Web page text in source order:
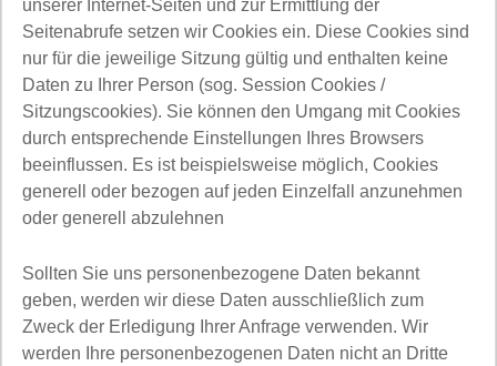
unserer Internet-Seiten und zur Ermittlung der
Seitenabrufe setzen wir Cookies ein. Diese Cookies sind
nur für die jeweilige Sitzung gültig und enthalten keine
Daten zu Ihrer Person (sog. Session Cookies /
Sitzungscookies). Sie können den Umgang mit Cookies
durch entsprechende Einstellungen Ihres Browsers
beeinflussen. Es ist beispielsweise möglich, Cookies
generell oder bezogen auf jeden Einzelfall anzunehmen
oder generell abzulehnen
Sollten Sie uns personenbezogene Daten bekannt
geben, werden wir diese Daten ausschließlich zum
Zweck der Erledigung Ihrer Anfrage verwenden. Wir
werden Ihre personenbezogenen Daten nicht an Dritte